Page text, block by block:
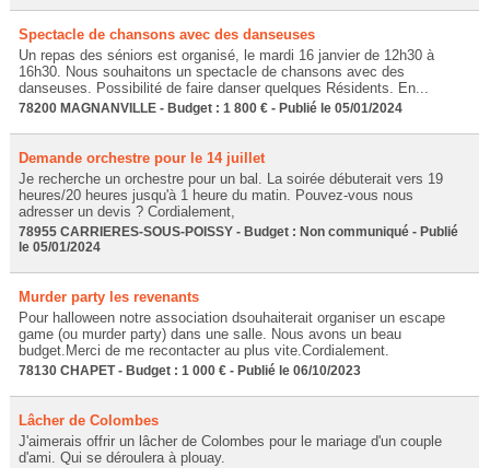
Spectacle de chansons avec des danseuses
Un repas des séniors est organisé, le mardi 16 janvier de 12h30 à
16h30. Nous souhaitons un spectacle de chansons avec des
danseuses. Possibilité de faire danser quelques Résidents. En...
78200 MAGNANVILLE - Budget : 1 800 € - Publié le 05/01/2024
Demande orchestre pour le 14 juillet
Je recherche un orchestre pour un bal. La soirée débuterait vers 19
heures/20 heures jusqu'à 1 heure du matin. Pouvez-vous nous
adresser un devis ? Cordialement,
78955 CARRIERES-SOUS-POISSY - Budget : Non communiqué - Publié
le 05/01/2024
Murder party les revenants
Pour halloween notre association dsouhaiterait organiser un escape
game (ou murder party) dans une salle. Nous avons un beau
budget.Merci de me recontacter au plus vite.Cordialement.
78130 CHAPET - Budget : 1 000 € - Publié le 06/10/2023
Lâcher de Colombes
J'aimerais offrir un lâcher de Colombes pour le mariage d'un couple
d'ami. Qui se déroulera à plouay.